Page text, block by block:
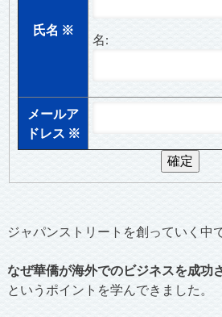
氏名 ※
名:
メールア
ドレス ※
ジャパンストリートを創っていく中
なぜ華僑が海外でのビジネスを成功
というポイントを学んできました。